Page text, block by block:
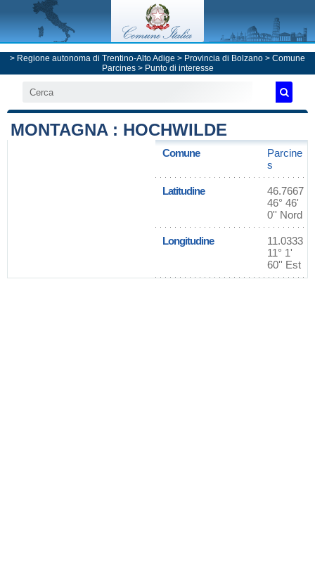
> Regione autonoma di Trentino-Alto Adige > Provincia di Bolzano > Comune
Parcines> Punto di interesse
MONTAGNA : HOCHWILDE
Comune
Parcine
s
Latitudine
46.7667
46° 46'
0'' Nord
Longitudine
11.0333
11° 1'
60'' Est